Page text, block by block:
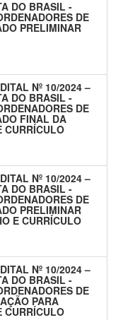
DO BRASIL -
DE
PRELIMINAR
Nº 10/2024 –
DO BRASIL -
DE
FINAL DA
CURRÍCULO
Nº 10/2024 –
DO BRASIL -
DE
PRELIMINAR
E CURRÍCULO
Nº 10/2024 –
DO BRASIL -
DE
PARA
CURRÍCULO